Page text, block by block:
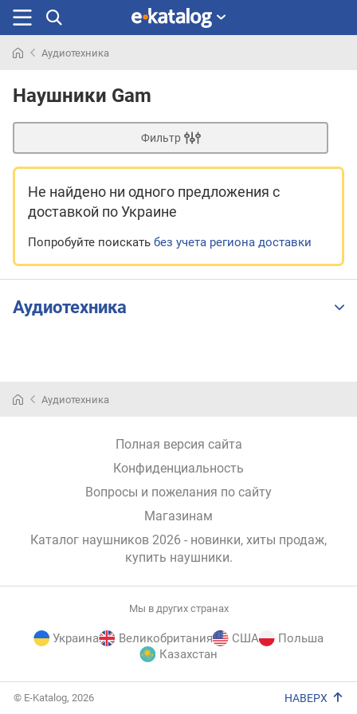
раньше
Аудиотехника
Наушники Gam
Фильтр
Не найдено ни одного предложения с
доставкой по Украине
Попробуйте поискать без учета региона доставки
Аудиотехника
Аудиотехника
Полная версия сайта
Конфиденциальность
Вопросы и пожелания по сайту
Магазинам
Каталог наушников 2026 - новинки, хиты продаж,
купить наушники.
Мы в других странах
Украина Великобритания США
Польша
Казахстан
© E-Katalog, 2026 НАВЕРХ